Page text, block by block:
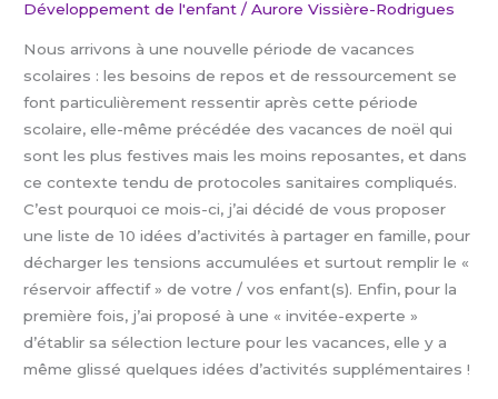
Développement de l'enfant /Aurore Vissière-Rodrigues
Nous arrivons à une nouvelle période de vacances
scolaires : les besoins de repos et de ressourcement se
font particulièrement ressentir après cette période
scolaire, elle-même précédée des vacances de noël qui
sont les plus festives mais les moins reposantes, et dans
ce contexte tendu de protocoles sanitaires compliqués.
C’est pourquoi ce mois-ci, j’ai décidé de vous proposer
une liste de 10 idées d’activités à partager en famille, pour
décharger les tensions accumulées et surtout remplir le «
réservoir affectif » de votre / vos enfant(s). Enfin, pour la
première fois, j’ai proposé à une « invitée-experte »
d’établir sa sélection lecture pour les vacances, elle y a
même glissé quelques idées d’activités supplémentaires !